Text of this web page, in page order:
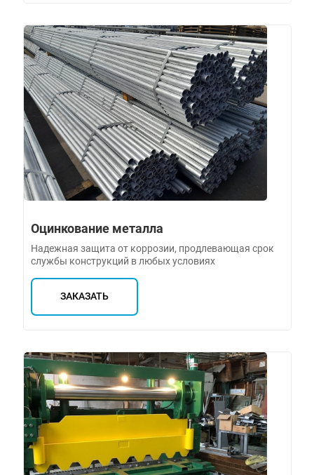
Оцинкование металла
Надежная защита от коррозии, продлевающая срок
службы конструкций в любых условиях
ЗАКАЗАТЬ